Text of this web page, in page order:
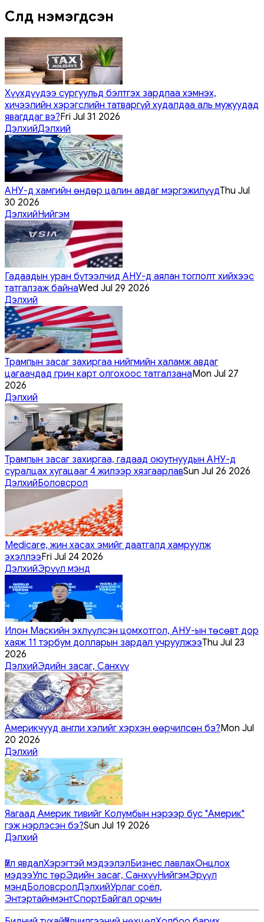
Сүүлд нэмэгдсэн
Хүүхдүүдээ сургуульд бэлтгэх зардлаа хэмнэх,
хичээлийн хэрэгслийн татваргүй худалдаа аль мужуудад
явагддаг вэ?Fri Jul 31 2026
ДэлхийДэлхий
АНУ-д хамгийн өндөр цалин авдаг мэргэжилүүдThu Jul
30 2026
ДэлхийНийгэм
Гадаадын уран бүтээлчид АНУ-д аялан тоглолт хийхээс
татгалзаж байнаWed Jul 29 2026
Дэлхий
Трампын засаг захиргаа нийгмийн халамж авдаг
цагаачдад грин карт олгохоос татгалзанаMon Jul 27
2026
Дэлхий
Трампын засаг захиргаа, гадаад оюутнуудын АНУ-д
суралцах хугацааг 4 жилээр хязгаарлавSun Jul 26 2026
ДэлхийБоловсрол
Medicare, жин хасах эмийг даатгалд хамруулж
эхэллээFri Jul 24 2026
ДэлхийЭрүүл мэнд
Илон Маскийн эхлүүлсэн цомхотгол, АНУ-ын төсөвт дор
хаяж 11 тэрбум долларын зардал учруулжээThu Jul 23
2026
ДэлхийЭдийн засаг, Санхүү
Америкчууд англи хэлийг хэрхэн өөрчилсөн бэ?Mon Jul
20 2026
Дэлхий
Яагаад Америк тивийг Колумбын нэрээр бус "Америк"
гэж нэрлэсэн бэ?Sun Jul 19 2026
Дэлхий
Үйл явдалХэрэгтэй мэдээлэлБизнес лавлахОнцлох
мэдээУлс төрЭдийн засаг, СанхүүНийгэмЭрүүл
мэндБоловсролДэлхийУрлаг соёл,
ЭнтэртайнмэнтСпортБайгал орчин